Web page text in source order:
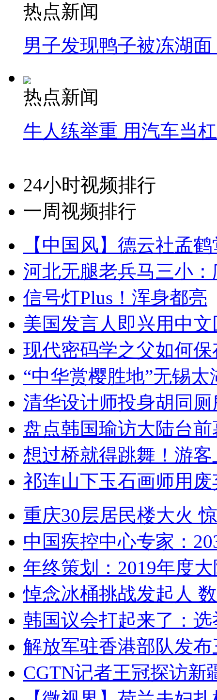
热点新闻
男子发现鸭子被冻湖
热点新闻
牛人练举重 用汽车当
24小时视频排行
一周视频排行
【中国风】德云社孟
河北无腿老兵马三小
信号灯Plus！浑身都亮
美国发言人即兴用中
现代密码学之父如何
“中华赏樱胜地”无锡
清华设计师投身胡同
盘点韩国瑜访大陆台
想过桥就得跳舞！游客
祁连山下玉石画师用
重庆30层居民楼大火
中国疾控中心专家：
年终策划：2019年度
悼念冰桶挑战发起人
韩国议会打起来了：
解放军驻香港部队发
CGTN记者王冠探访新